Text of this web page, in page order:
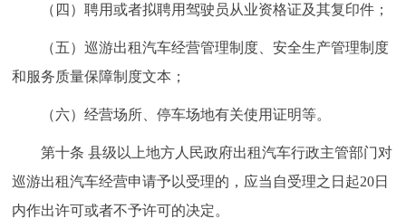
（四）聘用或者拟聘用驾驶员从业资格证及其复印件；
（五）巡游出租汽车经营管理制度、安全生产管理制度
和服务质量保障制度文本；
（六）经营场所、停车场地有关使用证明等。
第十条 县级以上地方人民政府出租汽车行政主管部门对
巡游出租汽车经营申请予以受理的，应当自受理之日起20日
内作出许可或者不予许可的决定。